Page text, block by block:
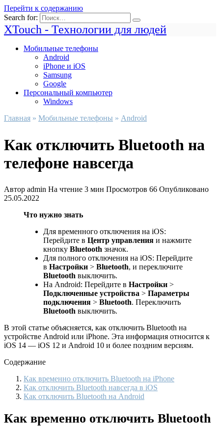
Перейти к содержанию
Search for:
XTouch - Технологии для людей
Мобильные телефоны
Android
iPhone и iOS
Samsung
Google
Персональный компьютер
Windows
Главная » Мобильные телефоны » Android
Как отключить Bluetooth на
телефоне навсегда
Автор admin На чтение 3 мин Просмотров 66 Опубликовано
25.05.2022
Что нужно знать
Для временного отключения на iOS:
Перейдите в Центр управления и нажмите
кнопку Bluetooth значок.
Для полного отключения на iOS: Перейдите
в Настройки > Bluetooth, и переключите
Bluetooth выключить.
На Android: Перейдите в Настройки >
Подключенные устройства > Параметры
подключения > Bluetooth. Переключить
Bluetooth выключить.
В этой статье объясняется, как отключить Bluetooth на
устройстве Android или iPhone. Эта информация относится к
iOS 14 — iOS 12 и Android 10 и более поздним версиям.
Содержание
Как временно отключить Bluetooth на iPhone
Как отключить Bluetooth навсегда в iOS
Как отключить Bluetooth на Android
Как временно отключить Bluetooth